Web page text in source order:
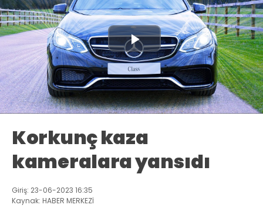
Play
Video
Korkunç kaza
kameralara yansıdı
Giriş: 23-06-2023 16:35
Kaynak: HABER MERKEZİ